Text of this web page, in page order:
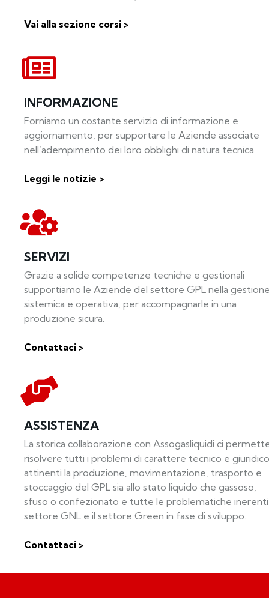
Vai alla sezione corsi >
INFORMAZIONE
Forniamo un costante servizio di informazione e
aggiornamento, per supportare le Aziende associate
nell’adempimento dei loro obblighi di natura tecnica.
Leggi le notizie >
SERVIZI
Grazie a solide competenze tecniche e gestionali
supportiamo le Aziende del settore GPL nella
sistemica e operativa, per accompagnarle in una
produzione sicura.
Contattaci >
ASSISTENZA
La storica collaborazione con Assogasliquidi ci
risolvere tutti i problemi di carattere tecnico e giuridico
attinenti la produzione, movimentazione, trasporto e
stoccaggio del GPL sia allo stato liquido che gassoso,
sfuso o confezionato e tutte le problematiche inerenti
settore GNL e il settore Green in fase di sviluppo.
Contattaci >